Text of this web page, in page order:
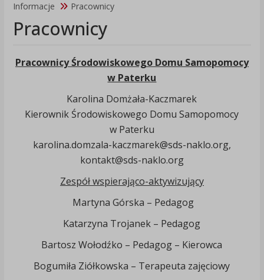
Informacje Pracownicy
Pracownicy
Pracownicy Środowiskowego Domu Samopomocy
w Paterku
Karolina Domżała-Kaczmarek
Kierownik Środowiskowego Domu Samopomocy
w Paterku
karolina.domzala-kaczmarek@sds-naklo.org,
kontakt@sds-naklo.org
Zespół wspierająco-aktywizujący
Martyna Górska – Pedagog
Katarzyna Trojanek – Pedagog
Bartosz Wołodźko – Pedagog – Kierowca
Bogumiła Ziółkowska – Terapeuta zajęciowy